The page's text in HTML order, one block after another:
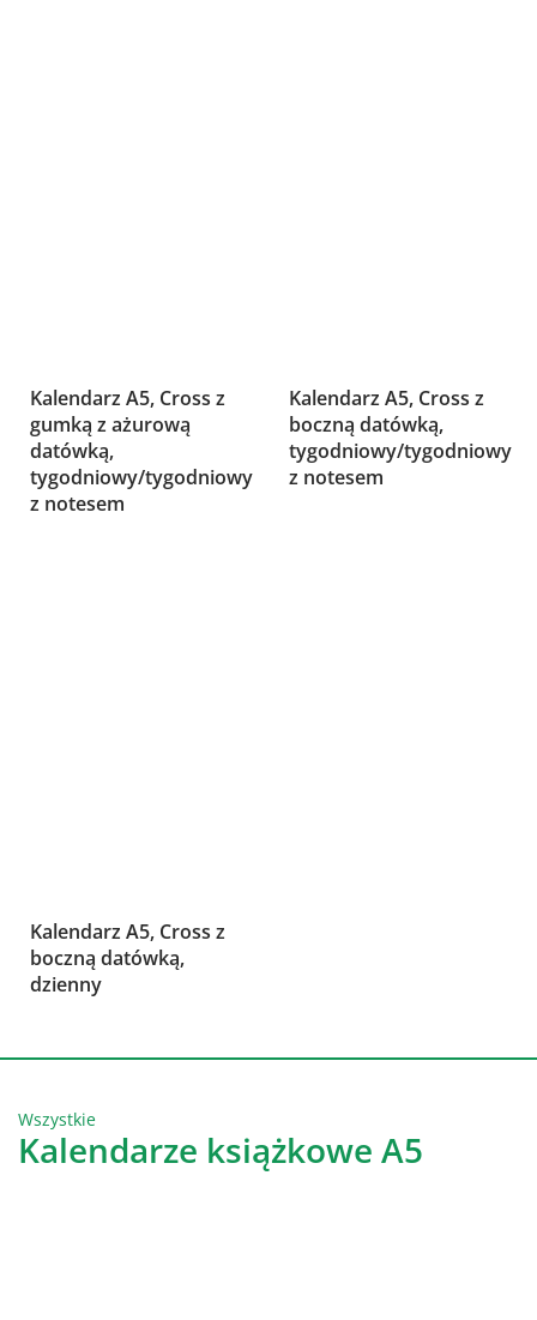
Kalendarz A5, Cross z
gumką z ażurową
datówką,
tygodniowy/tygodniowy
z notesem
Kalendarz A5, Cross z
boczną datówką,
tygodniowy/tygodniowy
z notesem
Kalendarz A5, Cross z
boczną datówką,
dzienny
Wszystkie
Kalendarze książkowe A5